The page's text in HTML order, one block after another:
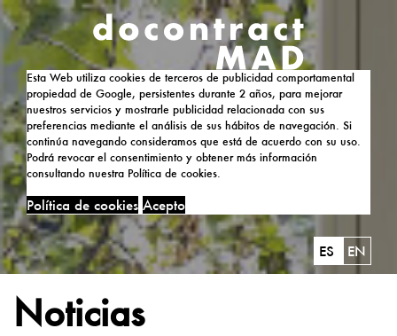
Esta Web utiliza cookies de terceros de publicidad comportamental
propiedad de Google, persistentes durante 2 años, para mejorar
nuestros servicios y mostrarle publicidad relacionada con sus
preferencias mediante el análisis de sus hábitos de navegación. Si
continúa navegando consideramos que está de acuerdo con su uso.
Podrá revocar el consentimiento y obtener más información
consultando nuestra Política de cookies.
Política de cookies Acepto
ES EN
Noticias